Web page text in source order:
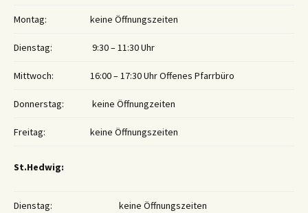
Montag: keine Öffnungszeiten
Dienstag: 9:30 – 11:30 Uhr
Mittwoch: 16:00 – 17:30 Uhr Offenes Pfarrbüro
Donnerstag: keine Öffnungzeiten
Freitag: keine Öffnungszeiten
St.Hedwig:
Dienstag: keine Öffnungszeiten